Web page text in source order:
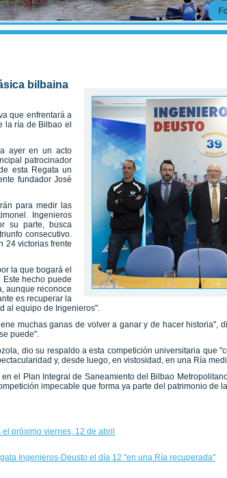
bilbaina
que enfrentará a
la ría de Bilbao el
ayer en un acto
patrocinador
esta Regata un
fundador José
para medir las
Ingenieros
su parte, busca
consecutivo.
24 victorias frente
la que bogará el
hecho puede
aunque reconoce
es recuperar la
al equipo de Ingenieros".
muchas ganas de volver a ganar y de hacer historia",
puede".
dio su respaldo a esta competición universitaria que
y, desde luego, en vistosidad, en una Ría
el Plan Integral de Saneamiento del Bilbao
impecable que forma ya parte del patrimonio de
próximo viernes, 12 de abril
Ingenieros-Deusto el día 12 "en una Ría recuperada"